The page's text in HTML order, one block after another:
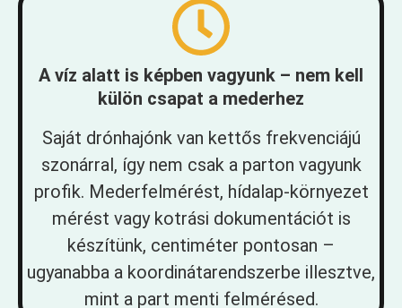
A víz alatt is képben vagyunk – nem kell
külön csapat a mederhez
Saját drónhajónk van kettős frekvenciájú
szonárral, így nem csak a parton vagyunk
profik. Mederfelmérést, hídalap-környezet
mérést vagy kotrási dokumentációt is
készítünk, centiméter pontosan –
ugyanabba a koordinátarendszerbe illesztve,
mint a part menti felmérésed.